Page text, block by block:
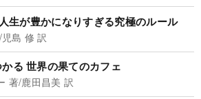
が豊かになりすぎる究極のルール
島 修 訳
る 世界の果てのカフェ
著/鹿田昌美 訳